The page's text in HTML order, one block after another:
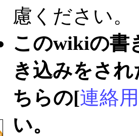
慮ください。
このwikiの書
き込みをさ
ちらの[連絡
い。